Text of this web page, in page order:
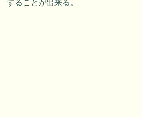
することが出来る。